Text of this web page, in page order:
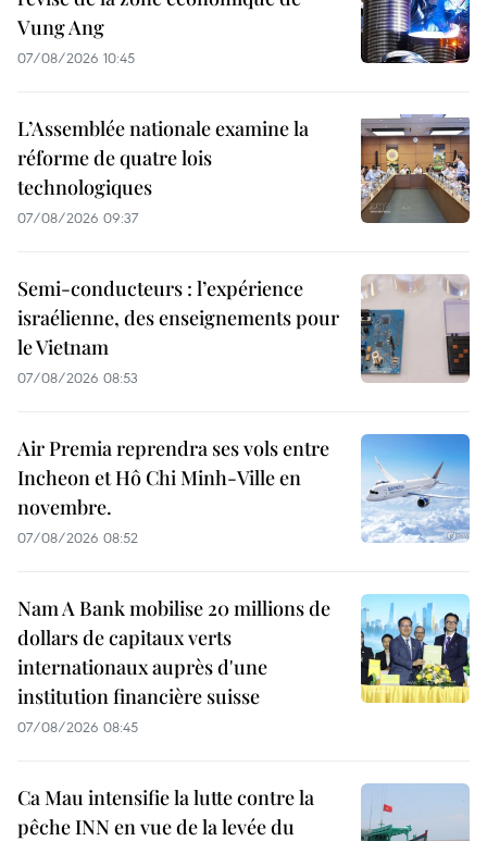
Vung Ang
07/08/2026 10:45
L’Assemblée nationale examine la
réforme de quatre lois
technologiques
07/08/2026 09:37
Semi-conducteurs : l’expérience
israélienne, des enseignements pour
le Vietnam
07/08/2026 08:53
Air Premia reprendra ses vols entre
Incheon et Hô Chi Minh-Ville en
novembre.
07/08/2026 08:52
Nam A Bank mobilise 20 millions de
dollars de capitaux verts
internationaux auprès d'une
institution financière suisse
07/08/2026 08:45
Ca Mau intensifie la lutte contre la
pêche INN en vue de la levée du